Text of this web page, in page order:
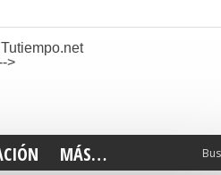
>
MÁS…